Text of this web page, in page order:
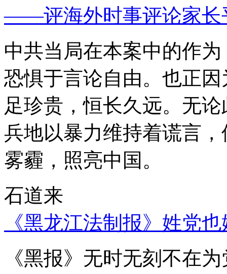
——评海外时事评论家长
中共当局在本案中的作
恐惧于言论自由。也正
足珍贵，恒长久远。无
兵地以暴力维持着谎言
雾霾，照亮中国。
石道来
《黑龙江法制报》姓党
《黑报》无时无刻不在